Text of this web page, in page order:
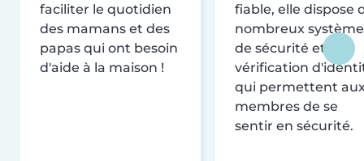
faciliter le quotidien
des mamans et des
papas qui ont besoin
d'aide à la maison !
fiable, elle dispose
nombreux
de sécurité et de
vérification
qui permettent
membres de se
sentir en sécurité.